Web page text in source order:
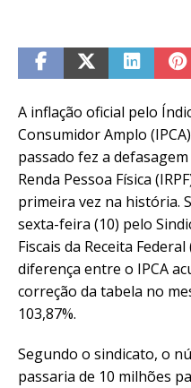
A inflação oficial pelo
Consumidor Amplo (IPCA)
passado fez a
Renda Pessoa Física
primeira vez na história.
sexta-feira (10) pelo
Fiscais da Receita
diferença entre o IPCA
correção da tabela no
103,87%.
Segundo o sindicato, o
passaria de 10 milhões